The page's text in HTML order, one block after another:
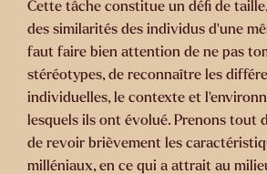
Cette tâche constitue un défi de
des similarités des individus d’une
faut faire bien attention de ne pas
stéréotypes, de reconnaître les
individuelles, le contexte et
lesquels ils ont évolué. Prenons tout
de revoir brièvement les
milléniaux, en ce qui a attrait au